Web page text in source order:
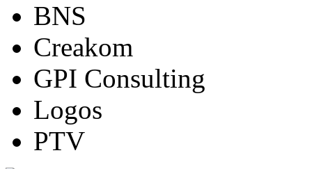
BNS
Creakom
GPI Consulting
Logos
PTV